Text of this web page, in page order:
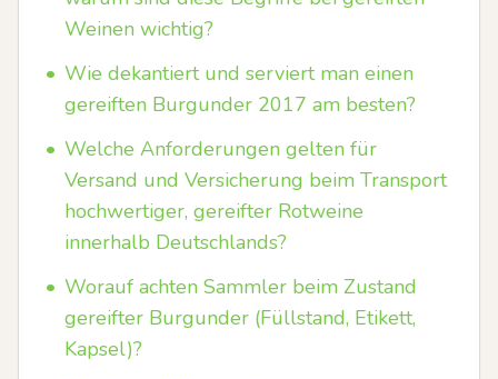
Weinen wichtig?
• Wie dekantiert und serviert man einen
gereiften Burgunder 2017 am besten?
• Welche Anforderungen gelten für
Versand und Versicherung beim Transport
hochwertiger, gereifter Rotweine
innerhalb Deutschlands?
• Worauf achten Sammler beim Zustand
gereifter Burgunder (Füllstand, Etikett,
Kapsel)?